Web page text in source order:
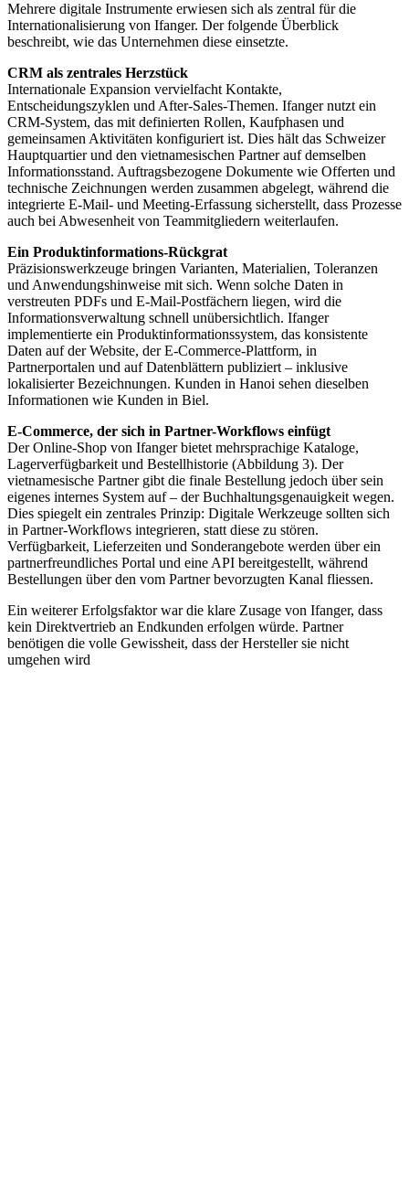
Mehrere digitale Instrumente erwiesen sich als zentral für die
Internationalisierung von Ifanger. Der folgende Überblick
beschreibt, wie das Unternehmen diese einsetzte.
CRM als zentrales Herzstück
Internationale Expansion vervielfacht Kontakte,
Entscheidungszyklen und After-Sales-Themen. Ifanger nutzt ein
CRM-System, das mit definierten Rollen, Kaufphasen und
gemeinsamen Aktivitäten konfiguriert ist. Dies hält das Schweizer
Hauptquartier und den vietnamesischen Partner auf demselben
Informationsstand. Auftragsbezogene Dokumente wie Offerten und
technische Zeichnungen werden zusammen abgelegt, während die
integrierte E-Mail- und Meeting-Erfassung sicherstellt, dass Prozesse
auch bei Abwesenheit von Teammitgliedern weiterlaufen.
Ein Produktinformations-Rückgrat
Präzisionswerkzeuge bringen Varianten, Materialien, Toleranzen
und Anwendungshinweise mit sich. Wenn solche Daten in
verstreuten PDFs und E-Mail-Postfächern liegen, wird die
Informationsverwaltung schnell unübersichtlich. Ifanger
implementierte ein Produktinformationssystem, das konsistente
Daten auf der Website, der E-Commerce-Plattform, in
Partnerportalen und auf Datenblättern publiziert – inklusive
lokalisierter Bezeichnungen. Kunden in Hanoi sehen dieselben
Informationen wie Kunden in Biel.
E-Commerce, der sich in Partner-Workflows einfügt
Der Online-Shop von Ifanger bietet mehrsprachige Kataloge,
Lagerverfügbarkeit und Bestellhistorie (Abbildung 3). Der
vietnamesische Partner gibt die finale Bestellung jedoch über sein
eigenes internes System auf – der Buchhaltungsgenauigkeit wegen.
Dies spiegelt ein zentrales Prinzip: Digitale Werkzeuge sollten sich
in Partner-Workflows integrieren, statt diese zu stören.
Verfügbarkeit, Lieferzeiten und Sonderangebote werden über ein
partnerfreundliches Portal und eine API bereitgestellt, während
Bestellungen über den vom Partner bevorzugten Kanal fliessen.
Ein weiterer Erfolgsfaktor war die klare Zusage von Ifanger, dass
kein Direktvertrieb an Endkunden erfolgen würde. Partner
benötigen die volle Gewissheit, dass der Hersteller sie nicht
umgehen wird